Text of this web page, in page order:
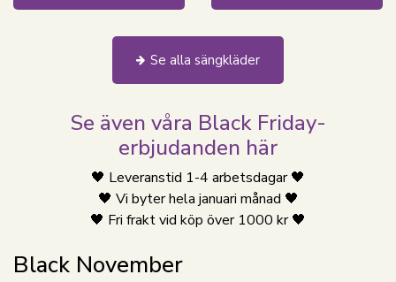
Se alla sängkläder
Se även våra Black Friday-
erbjudanden här
🖤 Leveranstid 1-4 arbetsdagar 🖤
🖤 Vi byter hela januari månad 🖤
🖤 Fri frakt vid köp över 1000 kr 🖤
Black November